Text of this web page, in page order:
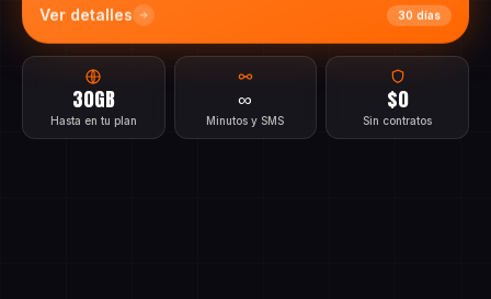
Ver detalles 30 días
30GB
Hasta en tu plan
∞
Minutos y SMS
$0
Sin contratos